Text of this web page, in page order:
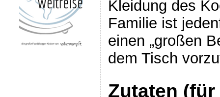
Kleidung des
Familie ist
einen „großen
dem Tisch
Zutaten